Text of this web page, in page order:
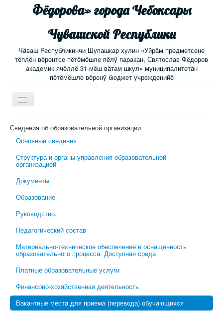
Фёдорова» города Чебоксары
Чувашской Республики
Чăваш Республикинчи Шупашкар хулин «Уйрăм предметсене
тĕплĕн вĕрентсе пĕтĕмĕшле пĕлÿ паракан, Святослав Фёдоров
академик ячĕллĕ 31-мĕш вăтам шкул» муниципалитетăн
пĕтĕмĕшле вĕренӳ бюджет учрежденийĕ
Включить/
выключить
Новости
Электронный журнал
Родительский всеобуч
Обратная связь
Школьная психологическая помощь
Сведения об образовательной организации
Основные сведения
Структура и органы управления образовательной
организацией
Документы
Образование
Руководство.
Педагогический состав
Материально-техническое обеспечение и оснащенность
образовательного процесса. Доступная среда
Платные образовательные услуги
Финансово-хозяйственная деятельность
Вакантные места для приема (перевода) обучающихся